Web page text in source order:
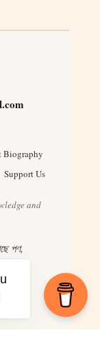
Biography
Support Us
and
পণ,